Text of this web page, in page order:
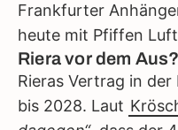
Frankfurter
heute mit Pfiffen
Riera vor dem Aus?
Rieras Vertrag in
bis 2028. Laut